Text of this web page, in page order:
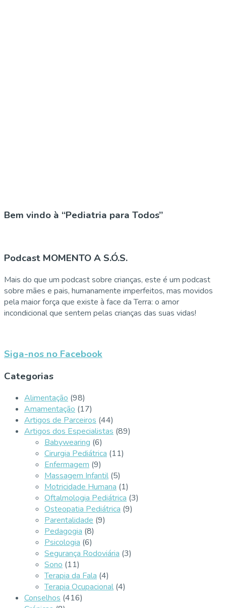
Bem vindo à “Pediatria para Todos”
Podcast MOMENTO A S.Ó.S.
Mais do que um podcast sobre crianças, este é um podcast
sobre mães e pais, humanamente imperfeitos, mas movidos
pela maior força que existe à face da Terra: o amor
incondicional que sentem pelas crianças das suas vidas!
Siga-nos no Facebook
Categorias
Alimentação (98)
Amamentação (17)
Artigos de Parceiros (44)
Artigos dos Especialistas (89)
Babywearing (6)
Cirurgia Pediátrica (11)
Enfermagem (9)
Massagem Infantil (5)
Motricidade Humana (1)
Oftalmologia Pediátrica (3)
Osteopatia Pediátrica (9)
Parentalidade (9)
Pedagogia (8)
Psicologia (6)
Segurança Rodoviária (3)
Sono (11)
Terapia da Fala (4)
Terapia Ocupacional (4)
Conselhos (416)